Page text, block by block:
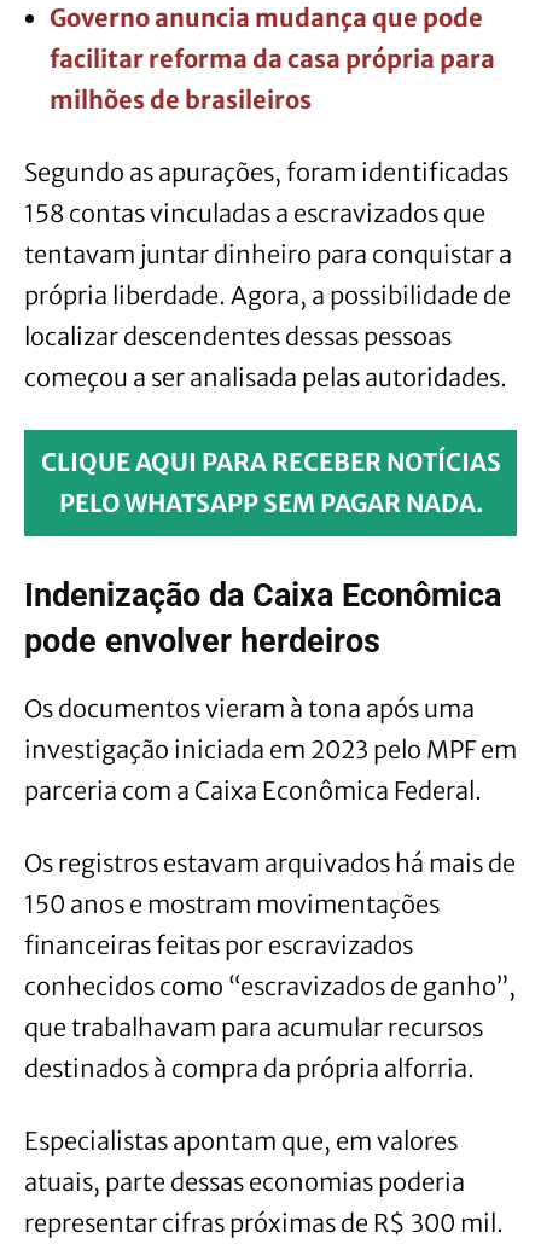
Governo anuncia mudança que pode
facilitar reforma da casa própria para
milhões de brasileiros
Segundo as apurações, foram identificadas
158 contas vinculadas a escravizados que
tentavam juntar dinheiro para conquistar a
própria liberdade. Agora, a possibilidade de
localizar descendentes dessas pessoas
começou a ser analisada pelas autoridades.
CLIQUE AQUI PARA RECEBER NOTÍCIAS
PELO WHATSAPP SEM PAGAR NADA.
Indenização da Caixa Econômica
pode envolver herdeiros
Os documentos vieram à tona após uma
investigação iniciada em 2023 pelo MPF em
parceria com a Caixa Econômica Federal.
Os registros estavam arquivados há mais de
150 anos e mostram movimentações
financeiras feitas por escravizados
conhecidos como “escravizados de ganho”,
que trabalhavam para acumular recursos
destinados à compra da própria alforria.
Especialistas apontam que, em valores
atuais, parte dessas economias poderia
representar cifras próximas de R$ 300 mil.